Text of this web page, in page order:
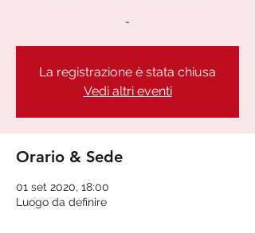
-
La registrazione è stata chiusa
Vedi altri eventi
Orario & Sede
01 set 2020, 18:00
Luogo da definire